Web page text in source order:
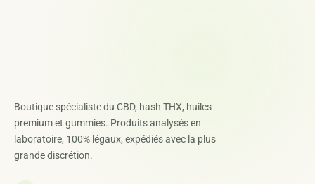
Boutique spécialiste du CBD, hash THX, huiles
premium et gummies. Produits analysés en
laboratoire, 100% légaux, expédiés avec la plus
grande discrétion.